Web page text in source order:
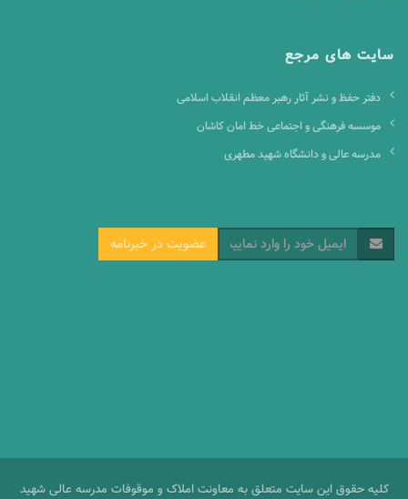
سایت های مرجع
دفتر حفظ و نشر آثار رهبر معظم انقلاب اسلامی
موسسه فرهنگی و اجتماعی خط امان کاشان
مدرسه عالی و دانشگاه شهید مطهری
عضویت در خبرنامه
کلیه حقوق این سایت متعلق به معاونت املاک و موقوفات مدرسه عالی شهید